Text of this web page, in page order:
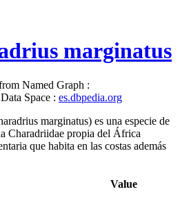
marginatus
Named Graph :
Space : es.dbpedia.org
marginatus)​ es una especie de
Charadriidae propia del África
que habita en las costas además
Value